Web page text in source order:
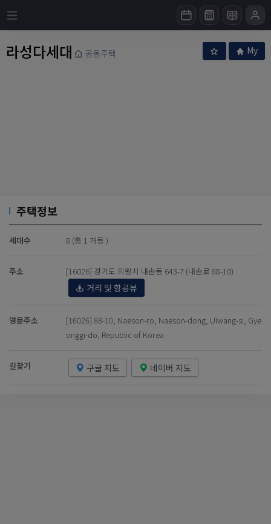
라성다세대 공동주택 My
주택정보
세대수 8 (총 1 개동 )
주소 [16026] 경기도 의왕시 내손동 643-7 (내손로 88-10)
거리 및 항공뷰
영문주소
[16026] 88-10, Naeson-ro, Naeson-dong, Uiwang-si, Gye
onggi-do, Republic of Korea
길찾기 구글 지도 네이버 지도